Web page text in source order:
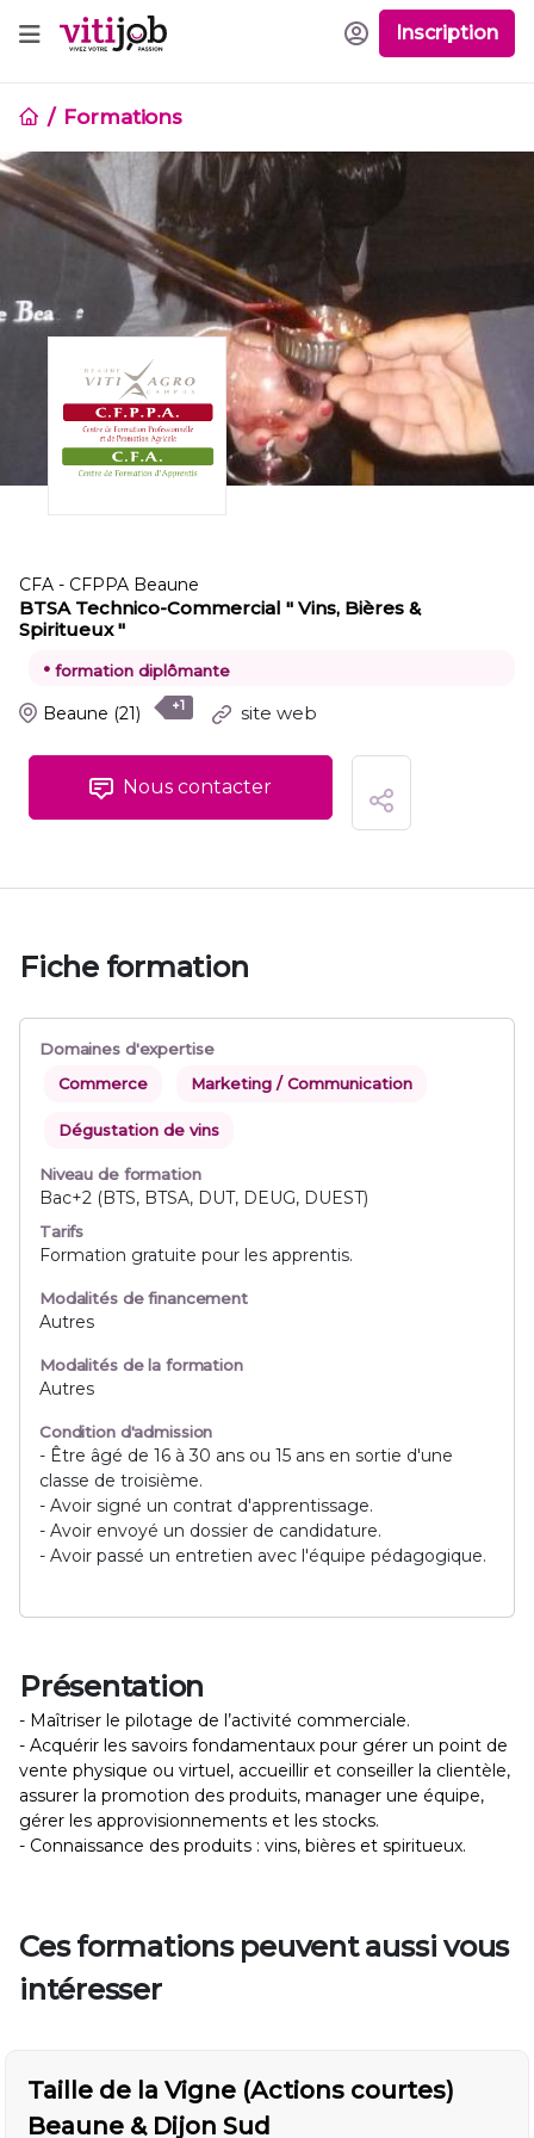
Inscription
Formations
CFA - CFPPA Beaune
BTSA Technico-Commercial " Vins, Bières &
Spiritueux "
• formation diplômante
Beaune (21) +1 site web
Nous contacter
Présentation
- Maîtriser le pilotage de l’activité commerciale.
- Acquérir les savoirs fondamentaux pour gérer un point de
vente physique ou virtuel, accueillir et conseiller la clientèle,
assurer la promotion des produits, manager une équipe,
gérer les approvisionnements et les stocks.
- Connaissance des produits : vins, bières et spiritueux.
Fiche formation
Domaines d'expertise
Commerce
Marketing / Communication
Dégustation de vins
Niveau de formation
Bac+2 (BTS, BTSA, DUT, DEUG, DUEST)
Tarifs
Formation gratuite pour les apprentis.
Modalités de financement
Autres
Modalités de la formation
Autres
Condition d'admission
- Être âgé de 16 à 30 ans ou 15 ans en sortie d'une
classe de troisième.
- Avoir signé un contrat d'apprentissage.
- Avoir envoyé un dossier de candidature.
- Avoir passé un entretien avec l'équipe pédagogique.
Ces formations peuvent aussi vous
intéresser
Taille de la Vigne (Actions courtes)
Beaune & Dijon Sud